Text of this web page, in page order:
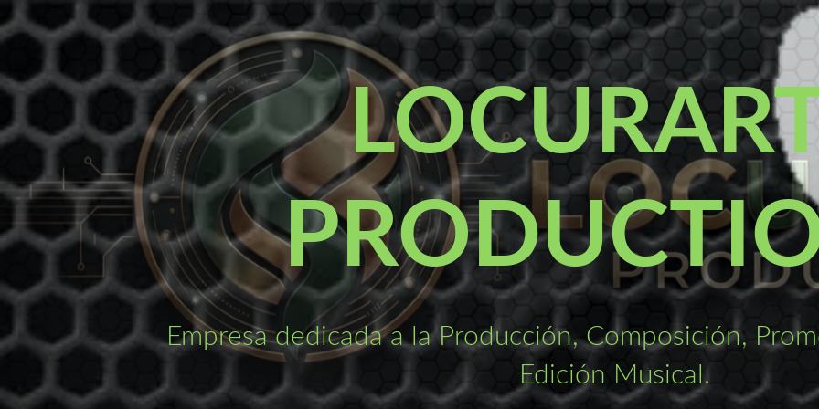
al
Empresa dedicada a la Producción, Composición,
Edición Musical.